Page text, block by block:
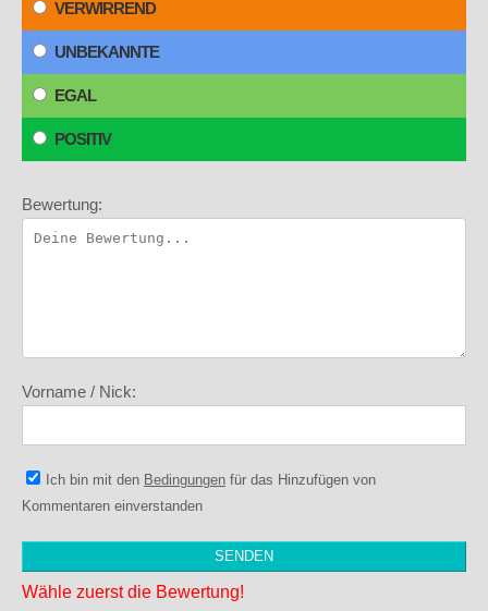
VERWIRREND
UNBEKANNTE
EGAL
POSITIV
Bewertung:
Vorname / Nick:
Ich bin mit den Bedingungen für das Hinzufügen von
Kommentaren einverstanden
Wähle zuerst die Bewertung!